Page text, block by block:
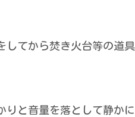
てから焚き火台等の道
と音量を落として静か